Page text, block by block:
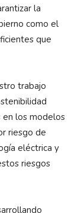
la
como el
que
trabajo
en los modelos
riesgo de
eléctrica y
riesgos